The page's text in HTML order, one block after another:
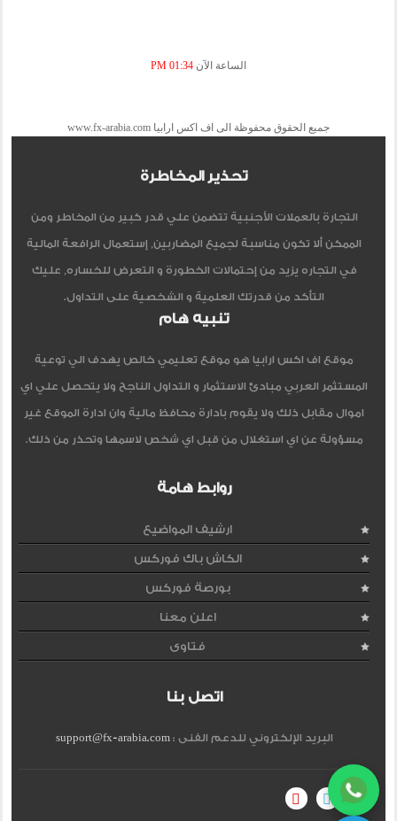
الساعة الآن 01:34 PM
جميع الحقوق محفوظة الى اف اكس ارابيا www.fx-arabia.com
تحذير المخاطرة
التجارة بالعملات الأجنبية تتضمن علي قدر كبير من المخاطر ومن
الممكن ألا تكون مناسبة لجميع المضاربين, إستعمال الرافعة المالية
في التجاره يزيد من إحتمالات الخطورة و التعرض للخساره, عليك
التأكد من قدرتك العلمية و الشخصية على التداول.
تنبيه هام
موقع اف اكس ارابيا هو موقع تعليمي خالص يهدف الي توعية
المستثمر العربي مبادئ الاستثمار و التداول الناجح ولا يتحصل علي اي
اموال مقابل ذلك ولا يقوم بادارة محافظ مالية وان ادارة الموقع غير
مسؤولة عن اي استغلال من قبل اي شخص لاسمها وتحذر من ذلك.
روابط هامة
ارشيف المواضيع
الكاش باك فوركس
بورصة فوركس
اعلن معنا
فتاوى
اتصل بنا
البريد الإلكتروني للدعم الفنى :support@fx-arabia.com